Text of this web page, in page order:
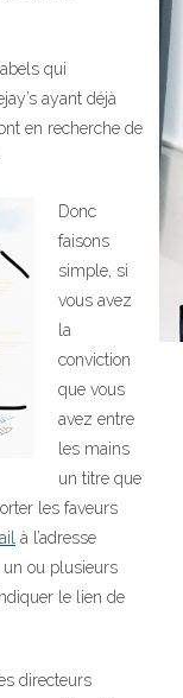
qui
ayant déjà
en recherche de
Donc
faisons
simple, si
vous avez
la
conviction
que vous
avez entre
les mains
un titre que
les faveurs
à l’adresse
un ou plusieurs
le lien de
directeurs